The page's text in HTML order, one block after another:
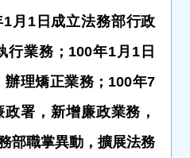
1月1日成立法務部行政
行業務；100年1月1日
理矯正業務；100年7
署，新增廉政業務，
部職掌異動，擴展法務